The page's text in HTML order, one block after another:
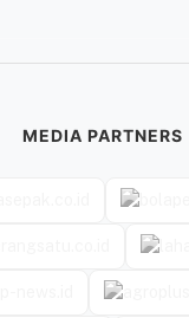
MEDIA PARTNERS